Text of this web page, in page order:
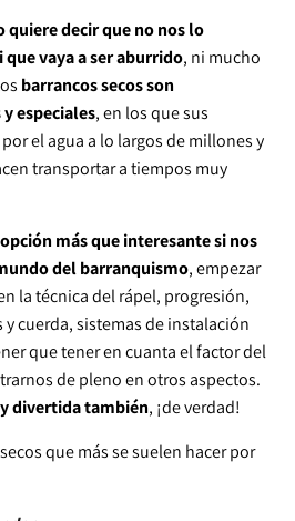
quiere decir que no nos lo
vaya a ser aburrido, ni mucho
barrancos secos son
especiales, en los que sus
el agua a lo largos de millones y
transportar a tiempos muy
opción más que interesante si nos
del barranquismo, empezar
la técnica del rápel, progresión,
cuerda, sistemas de instalación
que tener en cuanta el factor del
de pleno en otros aspectos.
divertida también, ¡de verdad!
que más se suelen hacer por